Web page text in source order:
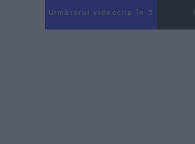
Următorul videoclip în 3